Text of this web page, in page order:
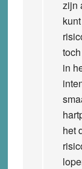
zijn
in
het